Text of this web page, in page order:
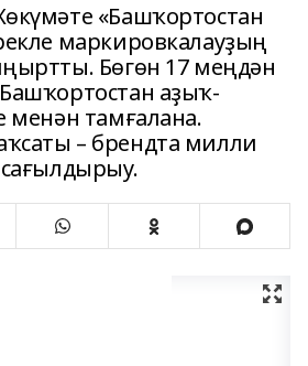
«Башҡортостан
маркировкалауҙың
Бөгөн 17 меңдән
аҙыҡ-
менән тамғалана.
– брендта милли
сағылдырыу.